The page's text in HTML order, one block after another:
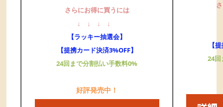
さらにお得に買うには
↓
↓ ↓
↓
【ラッキー抽選会】
【提携カード決済3%OFF】
24回まで分割払い手数料0%
好評発売中！
【
24回